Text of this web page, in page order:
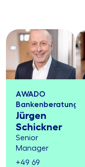
AWADO
Bankenberatung
Jürgen
Schickner
Senior
Manager
+49 69